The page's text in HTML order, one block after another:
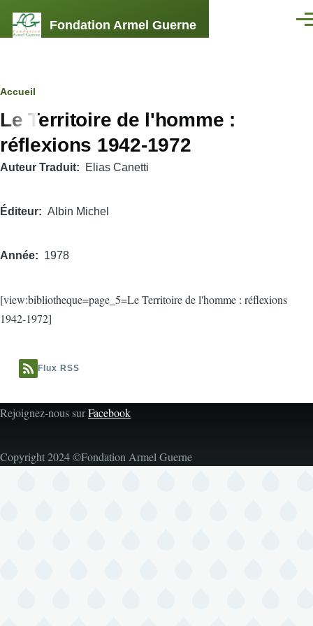
Fondation Armel Guerne
Fil
d'Ariane
Accueil
Le Territoire de l'homme :
réflexions 1942-1972
Auteur Traduit Elias Canetti
Éditeur Albin Michel
Année 1978
[view:bibliotheque=page_5=Le Territoire de l'homme : réflexions
1942-1972]
Flux RSS
Rejoignez-nous surFacebook
Copyright 2024 ©Fondation Armel Guerne